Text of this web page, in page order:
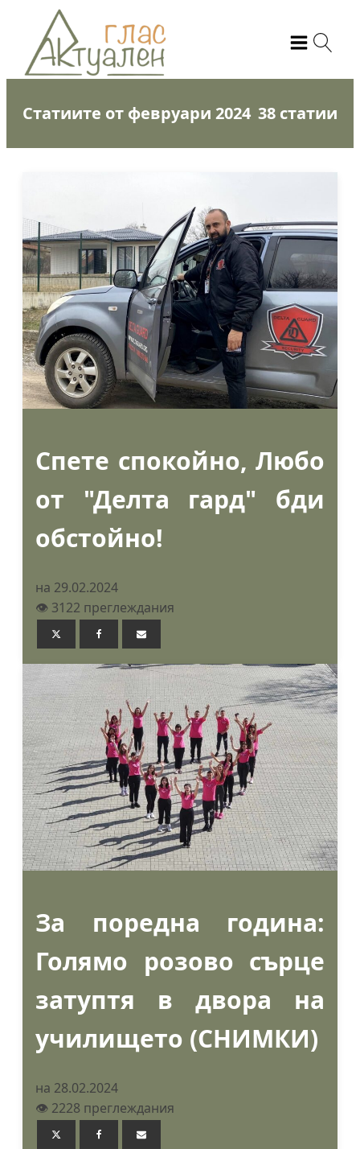
Статиите от февруари 2024 38 статии
Спете спокойно, Любо
от "Делта гард" бди
обстойно!
на 29.02.2024
👁️ 3122 преглеждания
За поредна година:
Голямо розово сърце
затуптя в двора на
училището (СНИМКИ)
на 28.02.2024
👁️ 2228 преглеждания